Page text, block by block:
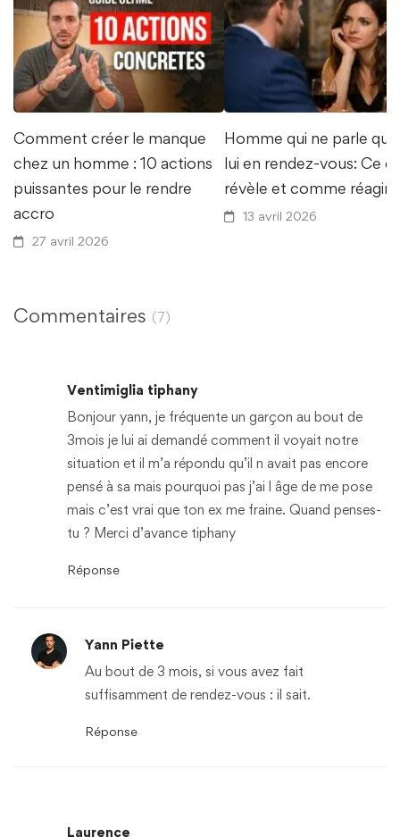
Comment créer le manque
chez un homme : 10 actions
puissantes pour le rendre
accro
27 avril 2026
Homme qui ne parle
lui en rendez-vous: Ce
révèle et comme réagir
13 avril 2026
Commentaires (7)
Ventimiglia tiphany
Bonjour yann, je fréquente un garçon au bout de
3mois je lui ai demandé comment il voyait notre
situation et il m’a répondu qu’il n avait pas encore
pensé à sa mais pourquoi pas j’ai l âge de me pose
mais c’est vrai que ton ex me fraine. Quand penses-
tu ? Merci d’avance tiphany
Réponse
Yann Piette
Au bout de 3 mois, si vous avez fait
suffisamment de rendez-vous : il sait.
Réponse
Laurence